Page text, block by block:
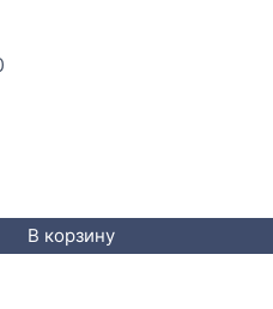
В корзину